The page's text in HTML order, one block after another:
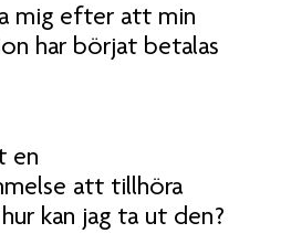
mig efter att min
har börjat betalas
en
att tillhöra
kan jag ta ut den?